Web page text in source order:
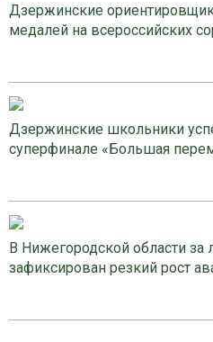
Дзержинские
медалей на всероссийских
Дзержинские школьники
суперфинале «Большая
В Нижегородской области за
зафиксирован резкий рост